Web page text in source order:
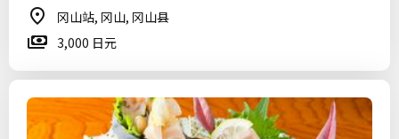
冈山站, 冈山, 冈山县
3,000 日元